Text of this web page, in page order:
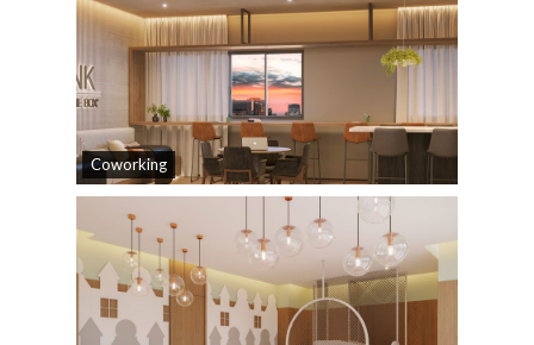
Coworking